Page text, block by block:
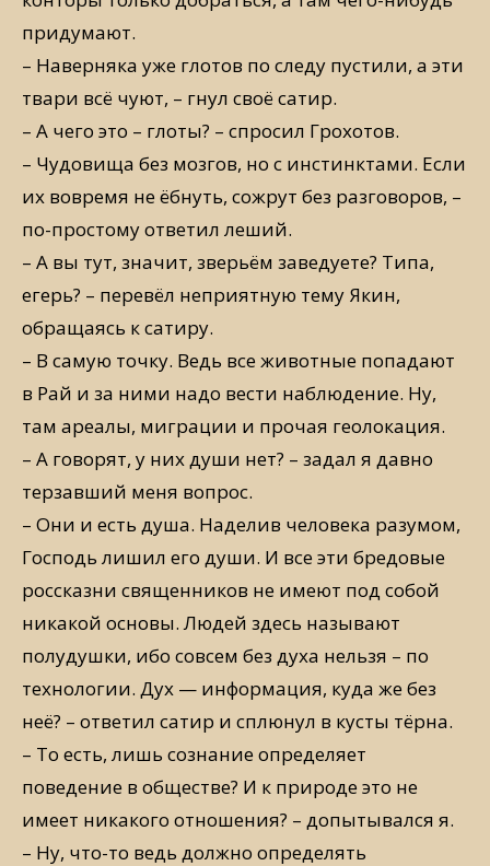
придумают.
– Наверняка уже глотов по следу пустили, а эти
твари всё чуют, – гнул своё сатир.
– А чего это – глоты? – спросил Грохотов.
– Чудовища без мозгов, но с инстинктами. Если
их вовремя не ёбнуть, сожрут без разговоров, –
по-простому ответил леший.
– А вы тут, значит, зверьём заведуете? Типа,
егерь? – перевёл неприятную тему Якин,
обращаясь к сатиру.
– В самую точку. Ведь все животные попадают
в Рай и за ними надо вести наблюдение. Ну,
там ареалы, миграции и прочая геолокация.
– А говорят, у них души нет? – задал я давно
терзавший меня вопрос.
– Они и есть душа. Наделив человека разумом,
Господь лишил его души. И все эти бредовые
россказни священников не имеют под собой
никакой основы. Людей здесь называют
полудушки, ибо совсем без духа нельзя – по
технологии. Дух — информация, куда же без
неё? – ответил сатир и сплюнул в кусты тёрна.
– То есть, лишь сознание определяет
поведение в обществе? И к природе это не
имеет никакого отношения? – допытывался я.
– Ну, что-то ведь должно определять